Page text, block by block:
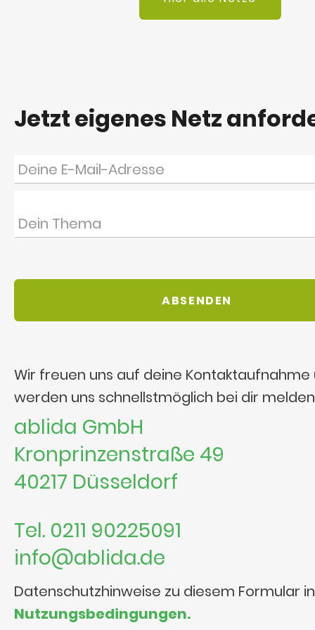
Jetzt eigenes Netz
Wir freuen uns auf deine Kontaktaufnahme
werden uns schnellstmöglich bei dir
ablida GmbH
Kronprinzenstraße 49
40217 Düsseldorf
Tel. 0211 90225091
info@ablida.de
Datenschutzhinweise zu diesem Formular
Nutzungsbedingungen.